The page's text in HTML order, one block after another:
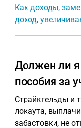
Как доходы,
доход,
Должен ли я
пособия за
Страйкгельды и
локаута,
забастовки, не